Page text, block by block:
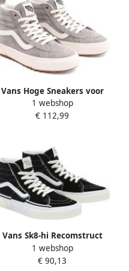
Vans Hoge Sneakers voor
Buitensport Avonturen
Gray
1 webshop
€ 112,99
Vans Sk8-hi Recomstruct
Skate Schoenen black true
white maat: 43 beschikbare
1 webshop
€ 90,13